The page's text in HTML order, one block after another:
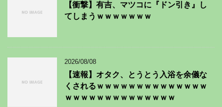
【衝撃】有吉、マツコに『ドン引き』し
てしまうｗｗｗｗｗｗｗ
2026/08/08
【速報】オタク、とうとう入浴を余儀な
くされるｗｗｗｗｗｗｗｗｗｗｗｗｗｗ
ｗｗｗｗｗｗｗｗｗｗｗｗｗｗ